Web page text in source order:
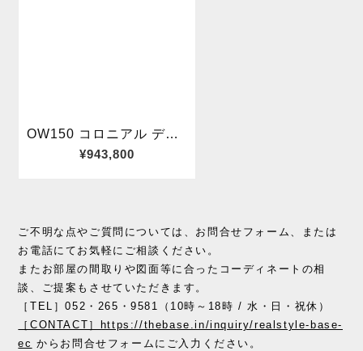
ご不明な点やご質問については、お問合せフォーム、または
お電話にてお気軽にご相談ください。
またお部屋の間取りや図面等に合ったコーディネートの相
談、ご提案もさせていただきます。
［TEL］052・265・9581（10時～18時 / 水・日・祝休）
［CONTACT］https://thebase.in/inquiry/realstyle-base-
ec からお問合せフォームにご入力ください。